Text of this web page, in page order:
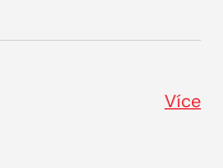
Více